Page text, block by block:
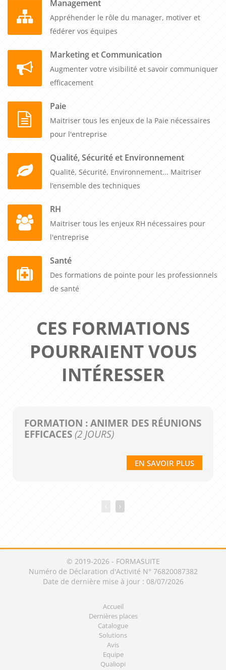
Management
Appréhender le rôle du manager, motiver et
fédérer vos équipes
Marketing et Communication
Augmenter votre visibilité et savoir communiquer
efficacement
Paie
Maitriser tous les enjeux de la Paie nécessaires
pour l'entreprise
Qualité, Sécurité et Environnement
Qualité, Sécurité, Environnement... Maitriser
l’ensemble des techniques
RH
Maitriser tous les enjeux RH nécessaires pour
l'entreprise
Santé
Des formations de pointe pour les professionnels
de santé
CES FORMATIONS
POURRAIENT VOUS
INTÉRESSER
FORMATION : ANIMER DES RÉUNIONS
EFFICACES(2 JOURS)
EN SAVOIR PLUS
›
© 2019-2026 - FORMASUITE
Numéro de Déclaration d'Activité N° 76820087382
Date de dernière mise à jour : 08/07/2026
Accueil
Dernières places
Catalogue
Solutions
Avis
Equipe
Qualiopi